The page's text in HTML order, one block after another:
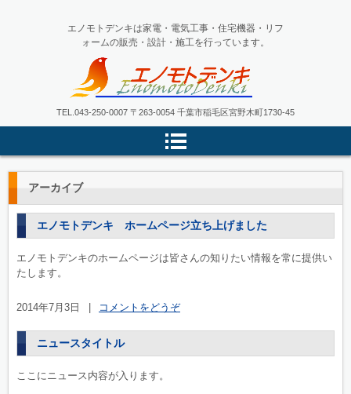
エノモトデンキ
エノモトデンキは家電・電気工事・住宅機器・リフ
ォームの販売・設計・施工を行っています。
TEL. 043-250-0007 〒263-0054 千葉市稲毛区宮野木町1730-45
アーカイブ
エノモトデンキ ホームページ立ち上げました
エノモトデンキのホームページは皆さんの知りたい情報を常に提供い
たします。
2014年7月3日 コメントをどうぞ
ニュースタイトル
ここにニュース内容が入ります。